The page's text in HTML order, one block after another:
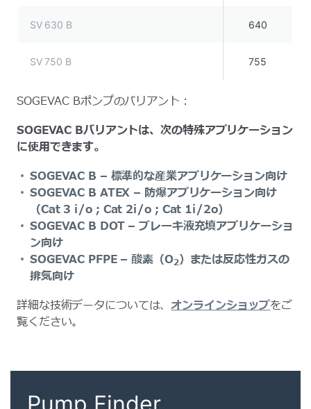
SV 630 B 640
SV 750 B 755
SOGEVAC Bポンプのバリアント：
SOGEVAC Bバリアントは、次の特殊アプリケーション
に使用できます。
SOGEVAC B – 標準的な産業アプリケーション向け
SOGEVAC B ATEX – 防爆アプリケーション向け
（Cat 3 i/o；Cat 2i/o；Cat 1i/2o）
SOGEVAC B DOT – ブレーキ液充填アプリケーショ
ン向け
SOGEVAC PFPE – 酸素（O2）または反応性ガスの
排気向け
詳細な技術データについては、オンラインショップをご
覧ください。